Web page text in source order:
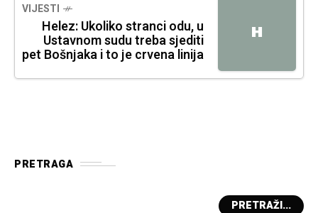
H
VIJESTI
Helez: Ukoliko stranci odu, u
Ustavnom sudu treba sjediti
pet Bošnjaka i to je crvena linija
PRETRAGA
PRETRAŽI...